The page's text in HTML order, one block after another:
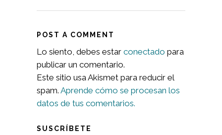
POST A COMMENT
Lo siento, debes estar conectado para
publicar un comentario.
Este sitio usa Akismet para reducir el
spam. Aprende cómo se procesan los
datos de tus comentarios.
SUSCRÍBETE